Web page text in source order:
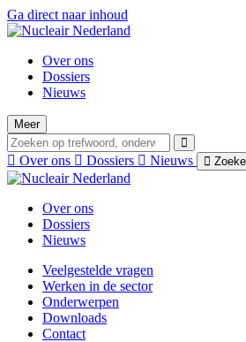
Ga direct naar inhoud
Over ons
Dossiers
Nieuws
Meer
Over ons Dossiers Nieuws
Over ons
Dossiers
Nieuws
Veelgestelde vragen
Werken in de sector
Onderwerpen
Downloads
Contact